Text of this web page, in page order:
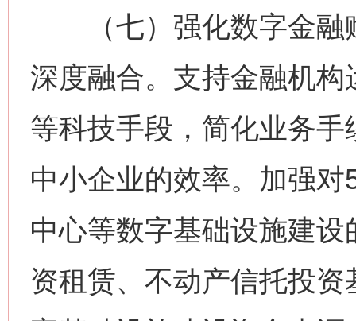
（七）强化数字金融
深度融合。支持金融机
等科技手段，简化业务
中小企业的效率。加强
中心等数字基础设施建
资租赁、不动产信托投